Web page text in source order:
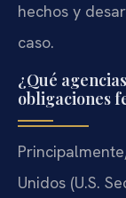
hechos y
caso.
¿Qué
obligaciones
Unidos (U.S.